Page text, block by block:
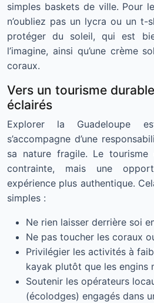
simples baskets de ville. Pour
n’oubliez pas un lycra ou un
protéger du soleil, qui est
l’imagine, ainsi qu’une crème
coraux.
Vers un tourisme
éclairés
Explorer la Guadeloupe
s’accompagne d’une
sa nature fragile. Le tourisme
contrainte, mais une
expérience plus authentique.
simples :
Ne rien laisser derrière soi
Ne pas toucher les coraux
Privilégier les activités à
kayak plutôt que les engins
Soutenir les opérateurs
(écolodges) engagés dans